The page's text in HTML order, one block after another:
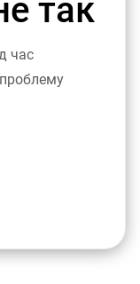
так
час